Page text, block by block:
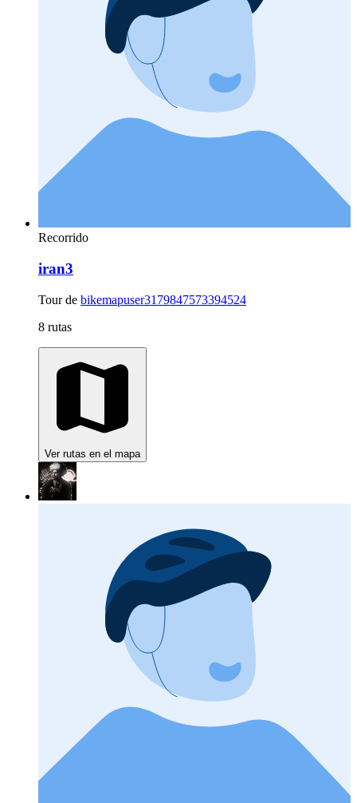
Recorrido
iran3
Tour de bikemapuser3179847573394524
8 rutas
Ver rutas en el mapa